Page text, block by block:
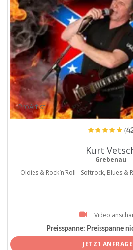
ProArtist
Kurt
Grebenau
Oldies & Rock`n`Roll - Softrock, Blues &
Video
Preisspanne: Preisspanne
JETZT